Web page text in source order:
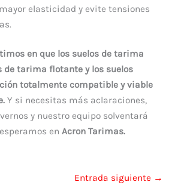
elasticidad y evite tensiones
en que los suelos de tarima
de tarima flotante y los suelos
totalmente compatible y viable
Y si necesitas más aclaraciones,
y nuestro equipo solventará
en Acron Tarimas.
Entrada siguiente →